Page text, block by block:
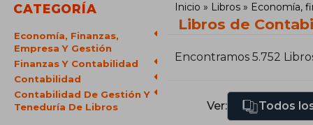
CATEGORÍA
Economía, Finanzas,
Empresa Y Gestión
Finanzas Y Contabilidad
Contabilidad
Contabilidad De Gestión Y
Teneduría De Libros
Inicio Libros Economía,
Libros de
Encontramos 5.752
Ver: Todos